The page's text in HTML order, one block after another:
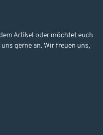
Artikel oder möchtet euch
gerne an. Wir freuen uns,